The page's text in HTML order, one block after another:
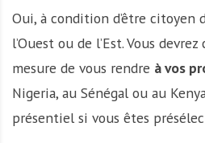
Oui, à condition d’être citoyen
l’Ouest ou de l’Est. Vous
mesure de vous rendre à vos
Nigeria, au Sénégal ou au
présentiel si vous êtes